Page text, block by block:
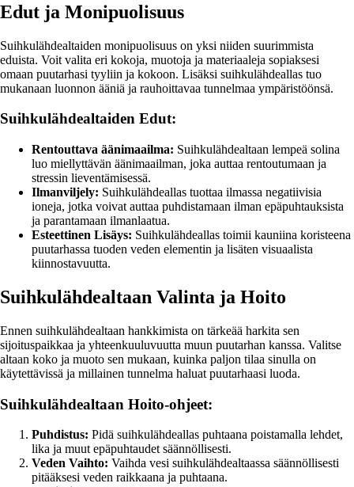
Edut ja Monipuolisuus
Suihkulähdealtaiden monipuolisuus on yksi niiden suurimmista
eduista. Voit valita eri kokoja, muotoja ja materiaaleja sopiaksesi
omaan puutarhasi tyyliin ja kokoon. Lisäksi suihkulähdeallas tuo
mukanaan luonnon ääniä ja rauhoittavaa tunnelmaa ympäristöönsä.
Suihkulähdealtaiden Edut:
Rentouttava äänimaailma: Suihkulähdealtaan lempeä solina
luo miellyttävän äänimaailman, joka auttaa rentoutumaan ja
stressin lieventämisessä.
Ilmanviljely: Suihkulähdeallas tuottaa ilmassa negatiivisia
ioneja, jotka voivat auttaa puhdistamaan ilman epäpuhtauksista
ja parantamaan ilmanlaatua.
Esteettinen Lisäys: Suihkulähdeallas toimii kauniina koristeena
puutarhassa tuoden veden elementin ja lisäten visuaalista
kiinnostavuutta.
Suihkulähdealtaan Valinta ja Hoito
Ennen suihkulähdealtaan hankkimista on tärkeää harkita sen
sijoituspaikkaa ja yhteenkuuluvuutta muun puutarhan kanssa. Valitse
altaan koko ja muoto sen mukaan, kuinka paljon tilaa sinulla on
käytettävissä ja millainen tunnelma haluat puutarhaasi luoda.
Suihkulähdealtaan Hoito-ohjeet:
Puhdistus: Pidä suihkulähdeallas puhtaana poistamalla lehdet,
lika ja muut epäpuhtaudet säännöllisesti.
Veden Vaihto: Vaihda vesi suihkulähdealtaassa säännöllisesti
pitääksesi veden raikkaana ja puhtaana.